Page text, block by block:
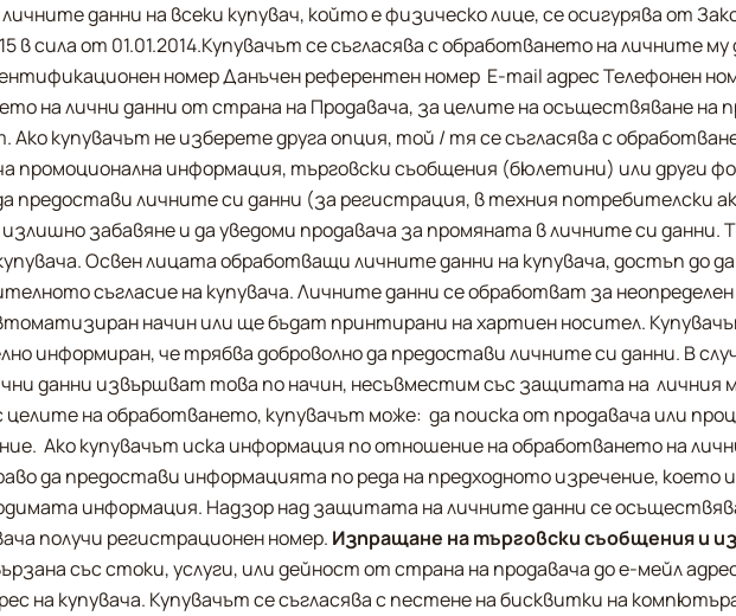
данни на всеки купувач, който е физическо лице, се осигурява от
в сила от 01.01.2014.Купувачът се съгласява с обработването на личните
номер Данъчен референтен номер  E-mail адрес Телефонен
на лични данни от страна на Продавача, за целите на осъществяване на
купувачът не изберете друга опция, той / тя се съгласява с
промоционална информация, търговски съобщения (бюлетини) или други
предостави личните си данни (за регистрация, в техния потребителски
забавяне и да уведоми продавача за промяната в личните си данни.
Освен лицата обработващи личните данни на купувача, достъп до
съгласие на купувача. Личните данни се обработват за
начин или ще бъдат принтирани на хартиен носител.
информиран, че трябва доброволно да предостави личните си данни. В
данни извършват това по начин, несъвместим със защитата на  личния
на обработването, купувачът може:  да поиска от продавача или
Ако купувачът иска информация по отношение на обработването на
да предостави информацията по реда на предходното изречение, което
информация. Надзор над защитата на личните данни се
получи регистрационен номер. Изпращане на търговски съобщения и
със стоки, услуги, или дейност от страна на продавача до е-мейл
на купувача. Купувачът се съгласява с пестене на бисквитки на